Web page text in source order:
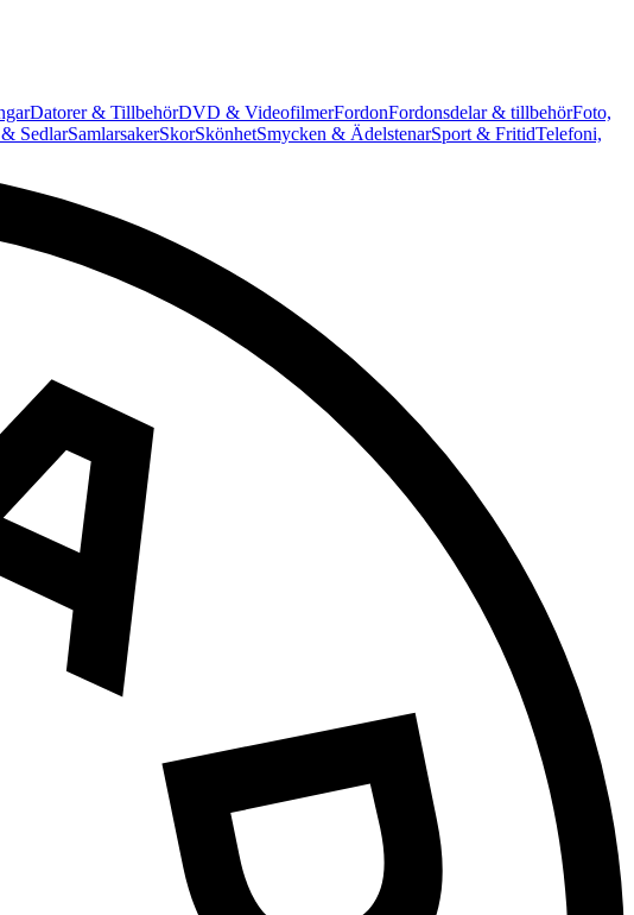
Datorer & TillbehörDVD & VideofilmerFordonFordonsdelar & tillbehörFoto,
SedlarSamlarsakerSkorSkönhetSmycken & ÄdelstenarSport & FritidTelefoni,